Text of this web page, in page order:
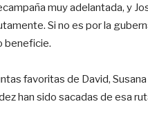
muy adelantada, y
Si no es por la
beneficie.
favoritas de David,
han sido sacadas de esa